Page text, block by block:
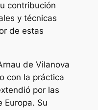
contribución
y técnicas
de estas
de Vilanova
con la práctica
por las
Europa. Su